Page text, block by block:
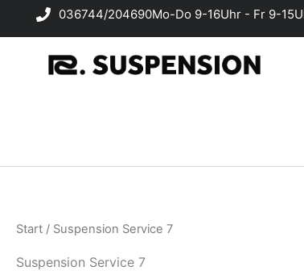
springen
036744/204690Mo-Do 9-16Uhr - Fr 9-
Start / Suspension Service 7
Suspension Service 7